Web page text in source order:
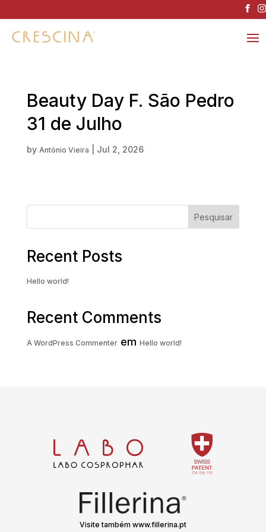
Beauty Day F. São Pedro
31 de Julho
by António Vieira Jul 2, 2026
Pesquisar
Recent Posts
Hello world!
Recent Comments
A WordPress Commenterem Hello world!
Visite também www.fillerina.pt